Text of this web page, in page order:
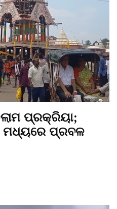
ପ୍ରକ୍ରିୟା;
ମଧ୍ୟରେ ପ୍ରବଳ